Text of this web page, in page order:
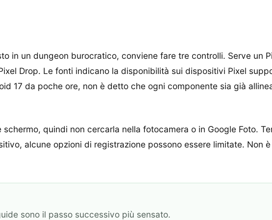
in un dungeon burocratico, conviene fare tre controlli. Serve un
Drop. Le fonti indicano la disponibilità sui dispositivi Pixel
17 da poche ore, non è detto che ogni componente sia già
quindi non cercarla nella fotocamera o in Google Foto.
alcune opzioni di registrazione possono essere limitate. Non
sono il passo successivo più sensato.